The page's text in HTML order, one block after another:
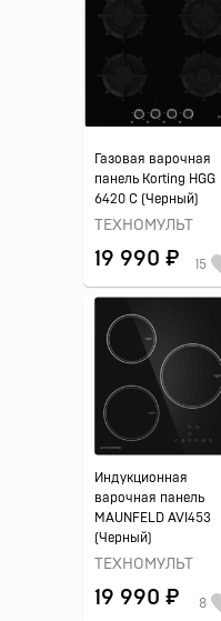
Газовая варочная
панель Korting HGG
6420 C (Черный)
ТЕХНОМУЛЬТ
19 990 ₽ 15
Индукционная
варочная панель
MAUNFELD AVI453
(Черный)
ТЕХНОМУЛЬТ
19 990 ₽ 8